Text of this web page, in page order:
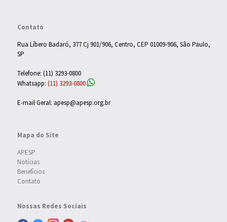
Contato
Rua Líbero Badaró, 377 Cj 901/906, Centro, CEP 01009-906, São Paulo,
SP
Telefone: (11) 3293-0800
Whatsapp: (11) 3293-0800
E-mail Geral: apesp@apesp.org.br
Mapa do Site
APESP
Notícias
Benefícios
Contato
Nossas Redes Sociais